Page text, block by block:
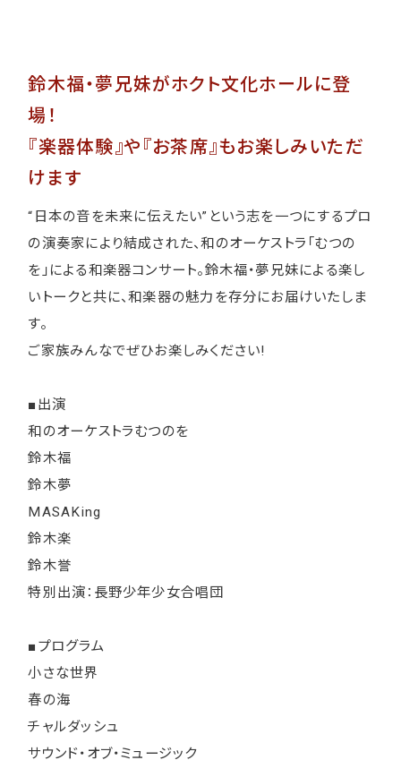
鈴木福・夢兄妹がホクト文化ホールに登
場！
『楽器体験』や『お茶席』もお楽しみいただ
けます
“日本の音を未来に伝えたい”という志を一つにするプロ
の演奏家により結成された、和のオーケストラ「むつの
を」による和楽器コンサート。鈴木福・夢兄妹による楽し
いトークと共に、和楽器の魅力を存分にお届けいたしま
す。
ご家族みんなでぜひお楽しみください!
■出演
和のオーケストラむつのを
鈴木福
鈴木夢
MASAKing
鈴木楽
鈴木誉
特別出演：長野少年少女合唱団
■プログラム
小さな世界
春の海
チャルダッシュ
サウンド・オブ・ミュージック